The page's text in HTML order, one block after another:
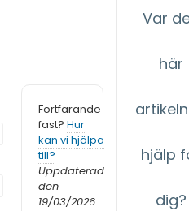
Fortfarande
fast? Hur
kan vi hjälpa
till?
Uppdaterad
den
19/03/2026
Var
här
hjälp
dig?